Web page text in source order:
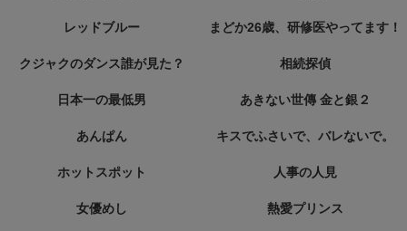
レッドブルー まどか26歳、研修医やってます！
クジャクのダンス誰が見た？ 相続探偵
日本一の最低男 あきない世傳 金と銀２
あんぱん キスでふさいで、バレないで。
ホットスポット 人事の人見
女優めし 熱愛プリンス